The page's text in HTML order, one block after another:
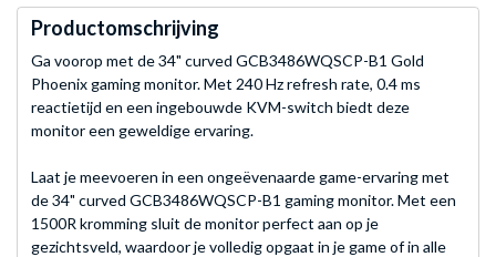
Productomschrijving
Ga voorop met de 34" curved GCB3486WQSCP-B1 Gold
Phoenix gaming monitor. Met 240 Hz refresh rate, 0.4 ms
reactietijd en een ingebouwde KVM-switch biedt deze
monitor een geweldige ervaring.
Laat je meevoeren in een ongeëvenaarde game-ervaring met
de 34" curved GCB3486WQSCP-B1 gaming monitor. Met een
1500R kromming sluit de monitor perfect aan op je
gezichtsveld, waardoor je volledig opgaat in je game of in alle